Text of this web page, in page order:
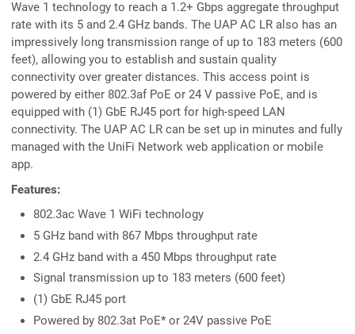
Wave 1 technology to reach a 1.2+ Gbps aggregate throughput
rate with its 5 and 2.4 GHz bands. The UAP AC LR also has an
impressively long transmission range of up to 183 meters (600
feet), allowing you to establish and sustain quality
connectivity over greater distances. This access point is
powered by either 802.3af PoE or 24 V passive PoE, and is
equipped with (1) GbE RJ45 port for high-speed LAN
connectivity. The UAP AC LR can be set up in minutes and fully
managed with the UniFi Network web application or mobile
app.
Features:
802.3ac Wave 1 WiFi technology
5 GHz band with 867 Mbps throughput rate
2.4 GHz band with a 450 Mbps throughput rate
Signal transmission up to 183 meters (600 feet)
(1) GbE RJ45 port
Powered by 802.3at PoE* or 24V passive PoE